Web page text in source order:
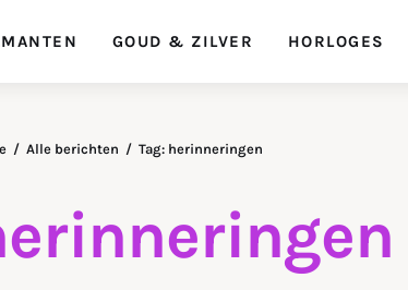
GOUD & ZILVER HORLOGES
Alle berichten Tag: herinneringen